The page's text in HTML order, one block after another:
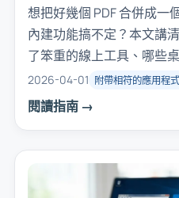
想把好幾個 PDF 合併成一
內建功能搞不定？本文講
了笨重的線上工具、哪些
用上傳、最快的離線合併
2026-04-01 附帶相符的應用程
閱讀指南 →